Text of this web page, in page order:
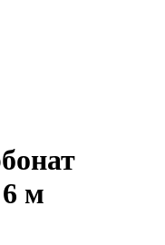
м